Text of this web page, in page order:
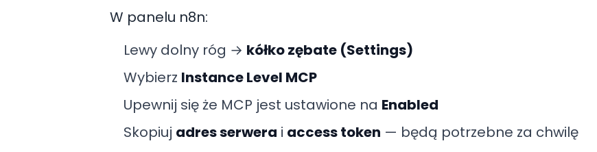
W panelu n8n:
Lewy dolny róg → kółko zębate (Settings)
Wybierz Instance Level MCP
Upewnij się że MCP jest ustawione na Enabled
Skopiuj adres serwera i access token — będą potrzebne za chwilę